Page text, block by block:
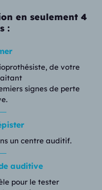
en seulement 4
:
de votre
signes de perte
un centre auditif.
auditive
pour le tester